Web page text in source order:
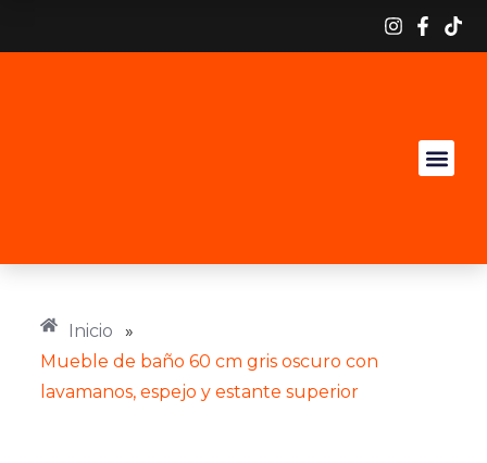
Inicio
»
Mueble de baño 60 cm gris oscuro con
lavamanos, espejo y estante superior